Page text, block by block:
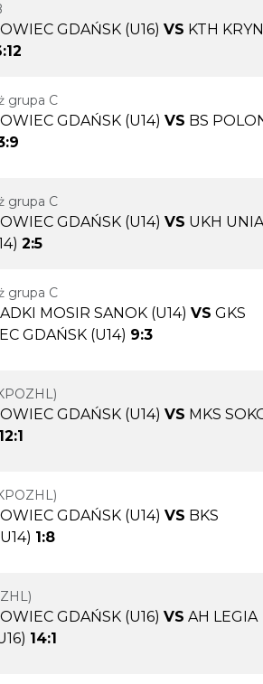
GDAŃSK (U16) VS KTH
grupa C
GDAŃSK (U14) VS BS
grupa C
GDAŃSK (U14) VS UKH UNIA
2:5
grupa C
MOSIR SANOK (U14) VS GKS
GDAŃSK (U14) 9:3
GDAŃSK (U14) VS MKS
12:1
GDAŃSK (U14) VS BKS
1:8
GDAŃSK (U16) VS AH LEGIA
14:1